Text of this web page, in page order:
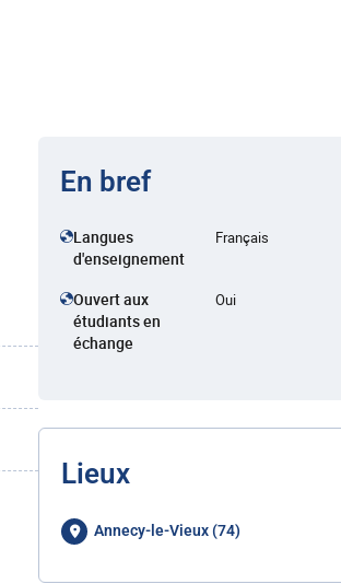
En bref
Langues
d'enseignement
Français
Ouvert aux
étudiants en
échange
Oui
Lieux
Annecy-le-Vieux (74)